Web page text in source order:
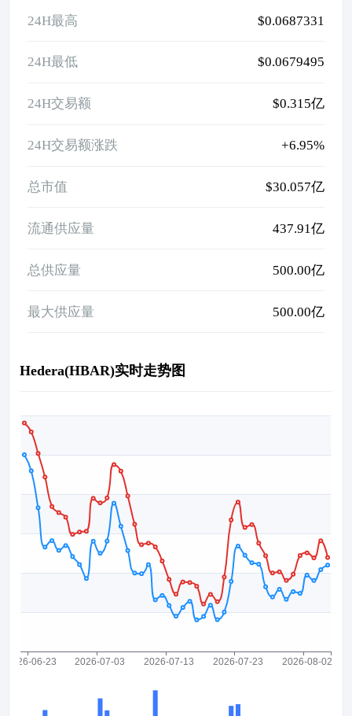
24H最高 $0.0687331
24H最低 $0.0679495
24H交易额 $0.315亿
24H交易额涨跌 +6.95%
总市值 $30.057亿
流通供应量 437.91亿
总供应量 500.00亿
最大供应量 500.00亿
Hedera(HBAR)实时走势图